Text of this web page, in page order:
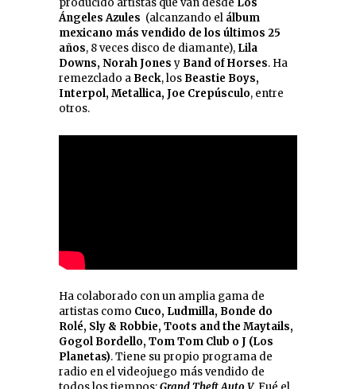
producido artistas que van desde Los
Ángeles Azules (alcanzando el álbum
mexicano más vendido de los últimos 25
años, 8 veces disco de diamante), Lila
Downs, Norah Jones y Band of Horses. Ha
remezclado a Beck, los Beastie Boys,
Interpol, Metallica, Joe Crepúsculo, entre
otros.
Ha colaborado con un amplia gama de
artistas como Cuco, Ludmilla, Bonde do
Rolé, Sly & Robbie, Toots and the Maytails,
Gogol Bordello, Tom Tom Club o J (Los
Planetas). Tiene su propio programa de
radio en el videojuego más vendido de